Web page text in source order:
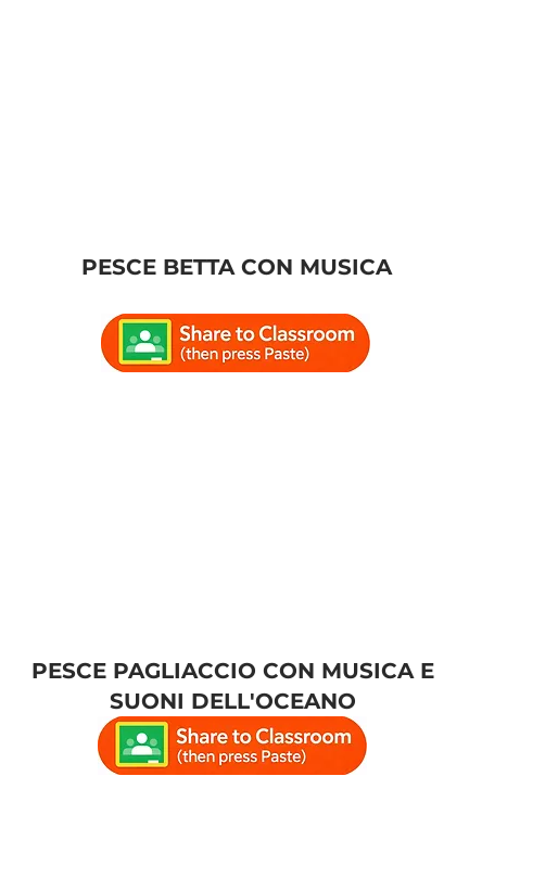
PESCE BETTA CON MUSICA
PESCE PAGLIACCIO CON MUSICA E
SUONI DELL'OCEANO